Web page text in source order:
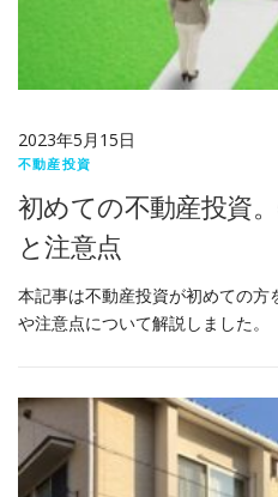
2023年5月15日
不動産投資
初めての不動産投資
と注意点
本記事は不動産投資が初めての方
や注意点について解説しました。